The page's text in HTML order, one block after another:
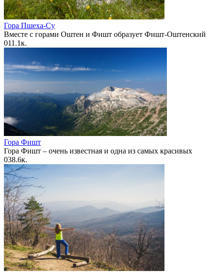
Гора Пшеха-Су
Вместе с горами Оштен и Фишт образует Фишт-Оштенский
011.1к.
Гора Фишт
Гора Фишт – очень известная и одна из самых красивых
038.6к.